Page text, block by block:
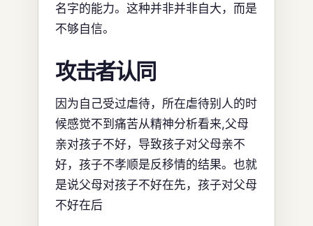
名字的能力。这种并非并非自大，而是
不够自信。
攻击者认同
因为自己受过虐待，所在虐待别人的时
候感觉不到痛苦从精神分析看来,父母
亲对孩子不好，导致孩子对父母亲不
好，孩子不孝顺是反移情的结果。也就
是说父母对孩子不好在先，孩子对父母
不好在后